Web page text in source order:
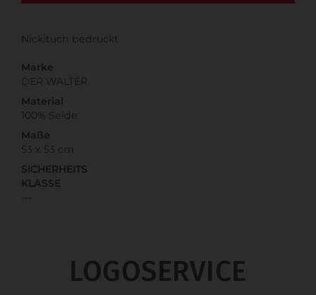
Nickituch bedruckt
Marke
DER WALTER
Material
100% Seide
Maße
53 x 53 cm
SICHERHEITS
KLASSE
LOGOSERVICE